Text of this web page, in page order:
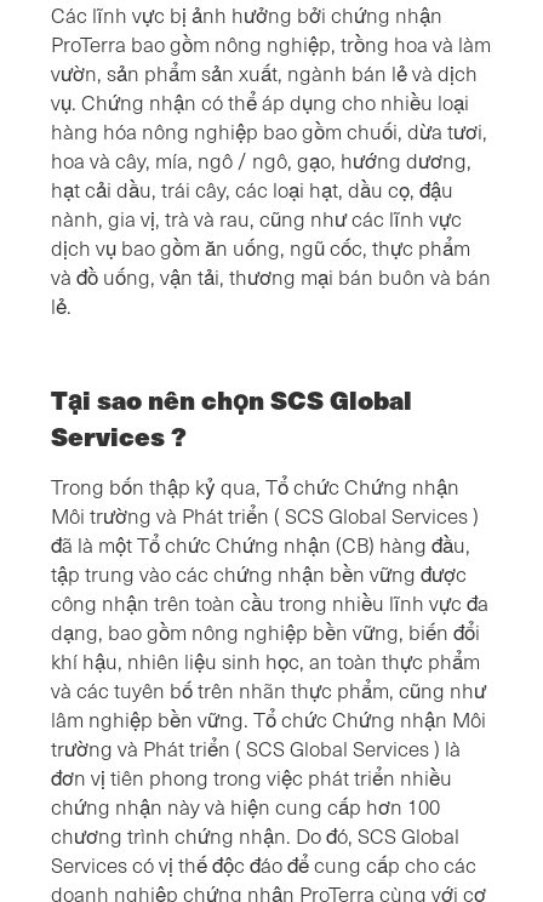
Các lĩnh vực bị ảnh hưởng bởi chứng nhận
ProTerra bao gồm nông nghiệp, trồng hoa và làm
vườn, sản phẩm sản xuất, ngành bán lẻ và dịch
vụ. Chứng nhận có thể áp dụng cho nhiều loại
hàng hóa nông nghiệp bao gồm chuối, dừa tươi,
hoa và cây, mía, ngô / ngô, gạo, hướng dương,
hạt cải dầu, trái cây, các loại hạt, dầu cọ, đậu
nành, gia vị, trà và rau, cũng như các lĩnh vực
dịch vụ bao gồm ăn uống, ngũ cốc, thực phẩm
và đồ uống, vận tải, thương mại bán buôn và bán
lẻ.
Tại sao nên chọn SCS Global
Services ?
Trong bốn thập kỷ qua, Tổ chức Chứng nhận
Môi trường và Phát triển ( SCS Global Services )
đã là một Tổ chức Chứng nhận (CB) hàng đầu,
tập trung vào các chứng nhận bền vững được
công nhận trên toàn cầu trong nhiều lĩnh vực đa
dạng, bao gồm nông nghiệp bền vững, biến đổi
khí hậu, nhiên liệu sinh học, an toàn thực phẩm
và các tuyên bố trên nhãn thực phẩm, cũng như
lâm nghiệp bền vững. Tổ chức Chứng nhận Môi
trường và Phát triển ( SCS Global Services ) là
đơn vị tiên phong trong việc phát triển nhiều
chứng nhận này và hiện cung cấp hơn 100
chương trình chứng nhận. Do đó, SCS Global
Services có vị thế độc đáo để cung cấp cho các
doanh nghiệp chứng nhận ProTerra cùng với cơ